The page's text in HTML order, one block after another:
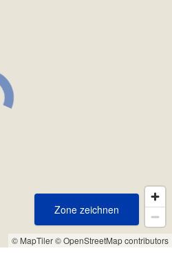
© MapTiler© OpenStreetMap contributors
Zone zeichnen
Zone zeichnen